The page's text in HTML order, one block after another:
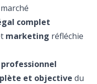
complet
marketing réfléchie
professionnel
et objective du